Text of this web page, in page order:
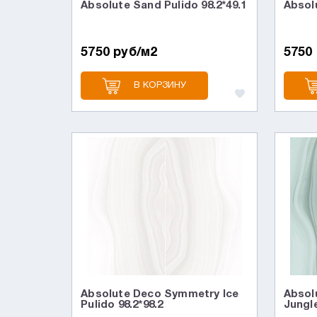
Absolute Sand Pulido 98.2*49.1
5750 руб/м2
В КОРЗИНУ
5750
Absolute Deco Symmetry Ice
Pulido 98.2*98.2